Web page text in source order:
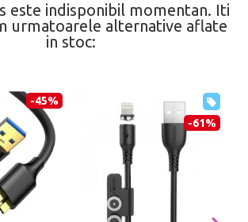
este indisponibil momentan. Iti
urmatoarele alternative aflate
in stoc:
-45%
-61%